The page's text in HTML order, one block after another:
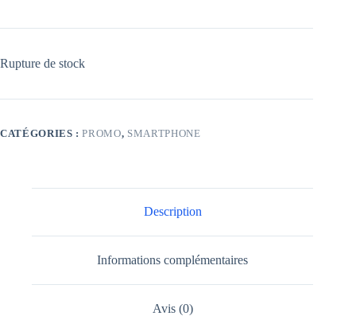
Rupture de stock
CATÉGORIES :PROMO, SMARTPHONE
Description
Informations complémentaires
Avis (0)